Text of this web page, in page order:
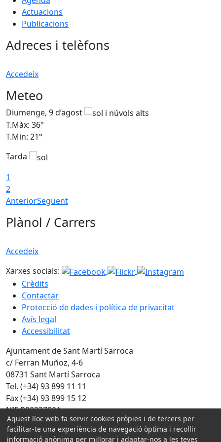
Actuacions
Publicacions
Adreces i telèfons
Accedeix
Meteo
Diumenge, 9 d’agost
T.Màx: 36°
T.Min: 21°
Tarda
1
2
AnteriorSegüent
Plànol / Carrers
Accedeix
Xarxes socials:
Crèdits
Contactar
Protecció de dades i política de privacitat
Avís legal
Accessibilitat
Ajuntament de Sant Martí Sarroca
c/ Ferran Muñoz, 4-6
08731 Sant Martí Sarroca
Tel. (+34) 93 899 11 11
Fax (+34) 93 899 15 12
NIF P0822700A
Amb la col·laboració de:
Aquest lloc web fa servir cookies pròpies i de tercers per
facilitar-te una experiència de navegació òptima i recollir
informació anònima per millorar i adaptar-nos a les teves